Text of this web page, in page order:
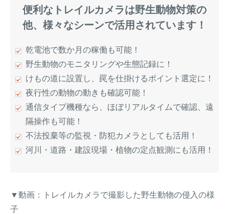
便利なトレイルカメラは野生動物対策の
他、様々なシーンで活用されています！
乾電池で数か月の稼働も可能！
野生動物のモニタリングや生態記録に！
けもの道に設置し、罠を仕掛けるポイント選定に！
夜行性の動物の動きも確認可能！
通信タイプ機種なら、ほぼリアルタイムで確認、遠
隔操作も可能！
不法投棄等の監視・防犯カメラとしても活用！
河川・道路・建設現場・植物の定点観測にも活用！
▼動画：トレイルカメラで撮影した野生動物の侵入の様
子